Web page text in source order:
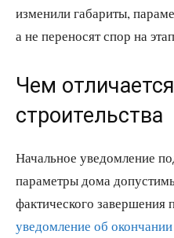
изменили габариты,
а не переносят спор на
Чем
строительства
Начальное уведомление
параметры дома
фактического завершения
уведомление об окончании